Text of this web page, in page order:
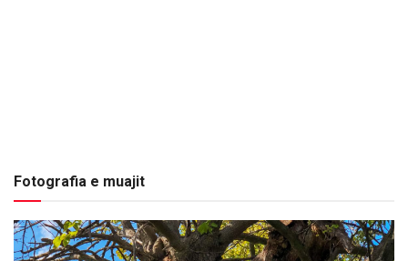
Fotografia e muajit